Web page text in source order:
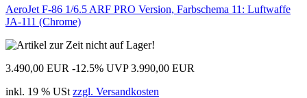
AeroJet F-86 1/6.5 ARF PRO Version, Farbschema 11: Luftwaffe
JA-111 (Chrome)
3.490,00 EUR -12.5% UVP 3.990,00 EUR
inkl. 19 % USt zzgl. Versandkosten